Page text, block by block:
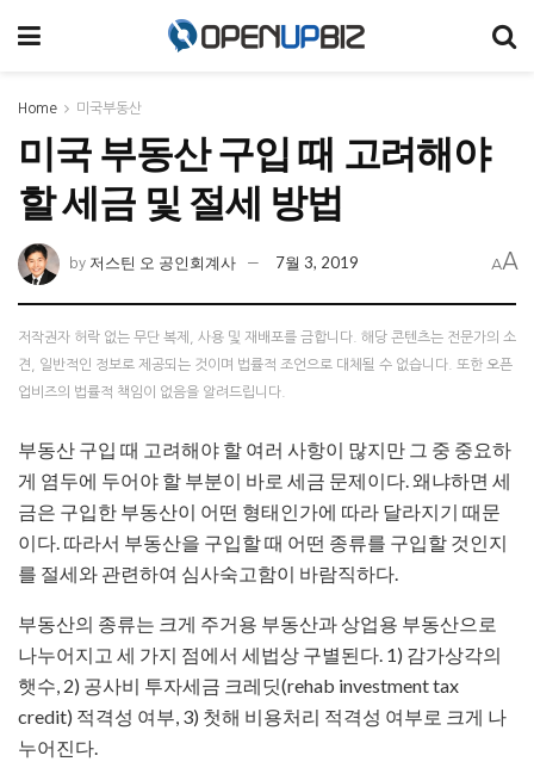
Home 미국부동산
미국 부동산 구입 때 고려해야
할 세금 및 절세 방법
by 저스틴 오 공인회계사 7월 3, 2019 AA
저작권자 허락 없는 무단 복제, 사용 및 재배포를 금합니다. 해당 콘텐츠는 전문가의 소
견, 일반적인 정보로 제공되는 것이며 법률적 조언으로 대체될 수 없습니다. 또한 오픈
업비즈의 법률적 책임이 없음을 알려드립니다.
부동산 구입 때 고려해야 할 여러 사항이 많지만 그 중 중요하
게 염두에 두어야 할 부분이 바로 세금 문제이다. 왜냐하면 세
금은 구입한 부동산이 어떤 형태인가에 따라 달라지기 때문
이다. 따라서 부동산을 구입할 때 어떤 종류를 구입할 것인지
를 절세와 관련하여 심사숙고함이 바람직하다.
부동산의 종류는 크게 주거용 부동산과 상업용 부동산으로
나누어지고 세 가지 점에서 세법상 구별된다. 1) 감가상각의
햇수, 2) 공사비 투자세금 크레딧(rehab investment tax
credit) 적격성 여부, 3) 첫해 비용처리 적격성 여부로 크게 나
누어진다.